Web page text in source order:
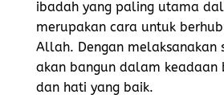
ibadah yang paling utama
merupakan cara untuk
Allah. Dengan melaksanakan
akan bangun dalam keadaan
dan hati yang baik.